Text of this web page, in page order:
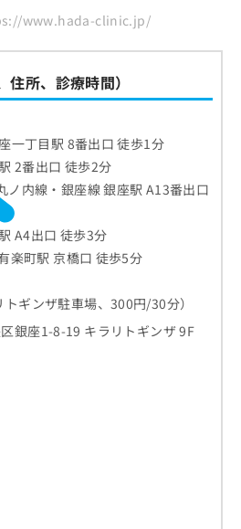
www.hada-clinic.jp/
所、診療時間）
一丁目駅 8番出口 徒歩1分
2番出口 徒歩2分
ノ内線・銀座線 銀座駅 A13番出口
A4出口 徒歩3分
楽町駅 京橋口 徒歩5分
ギンザ駐車場、300円/30分）
銀座1-8-19 キラリトギンザ 9F